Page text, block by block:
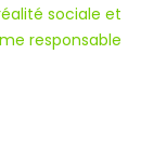
sociale et
responsable